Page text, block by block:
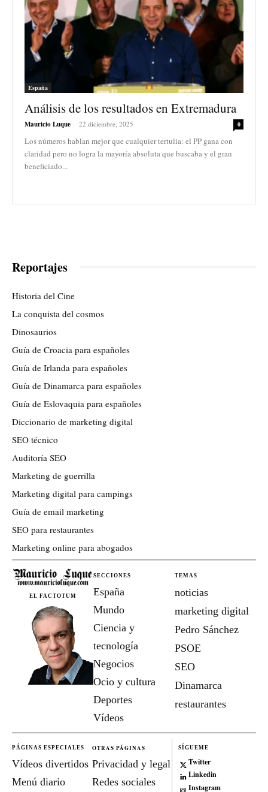
España
Análisis de los resultados en Extremadura
Mauricio Luque - 22 diciembre, 2025 0
Los números hablan mejor que cualquier tertulia: el PP gana con
claridad pero no logra la mayoría absoluta que buscaba y el gran
beneficiado...
Reportajes
Historia del Cine
La conquista del cosmos
Dinosaurios
Guía de Croacia para españoles
Guía de Irlanda para españoles
Guía de Dinamarca para españoles
Guía de Eslovaquia para españoles
Diccionario de marketing digital
SEO técnico
Auditoría SEO
Marketing de guerrilla
Marketing digital para campings
Guía de email marketing
SEO para restaurantes
Marketing online para abogados
EL FACTOTUM
SECCIONES
España
Mundo
Ciencia y
tecnología
Negocios
Ocio y cultura
Deportes
Vídeos
TEMAS
noticias
marketing digital
Pedro Sánchez
PSOE
SEO
Dinamarca
restaurantes
PÁGINAS ESPECIALES
Vídeos divertidos
Menú diario
OTRAS PÁGINAS
Privacidad y legal
Redes sociales
SÍGUEME
Twitter
Linkedin
Instagram